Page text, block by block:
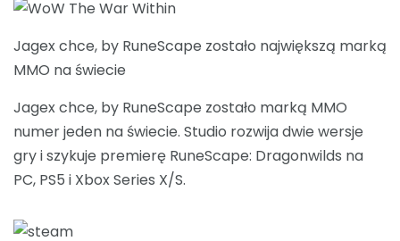
Jagex chce, by RuneScape zostało największą marką
MMO na świecie
Jagex chce, by RuneScape zostało marką MMO
numer jeden na świecie. Studio rozwija dwie wersje
gry i szykuje premierę RuneScape: Dragonwilds na
PC, PS5 i Xbox Series X/S.